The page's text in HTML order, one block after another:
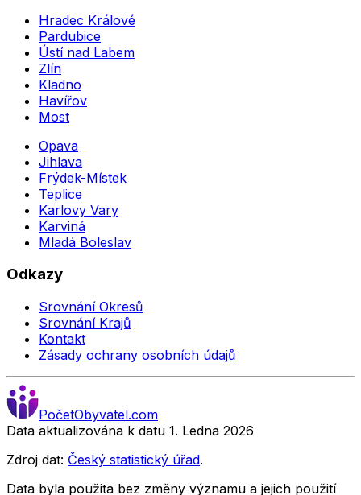
Hradec Králové
Pardubice
Ústí nad Labem
Zlín
Kladno
Havířov
Most
Opava
Jihlava
Frýdek-Místek
Teplice
Karlovy Vary
Karviná
Mladá Boleslav
Odkazy
Srovnání Okresů
Srovnání Krajů
Kontakt
Zásady ochrany osobních údajů
PočetObyvatel.com
Data aktualizována k datu 1. Ledna 2026
Zdroj dat: Český statistický úřad.
Data byla použita bez změny významu a jejich použití